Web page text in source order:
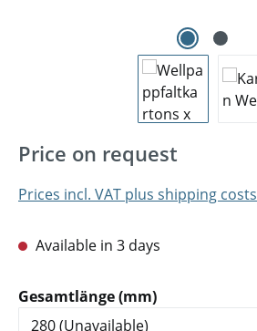
Price on request
Prices incl. VAT plus shipping costs
Available in 3 days
Select
Gesamtlänge (mm)